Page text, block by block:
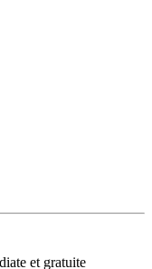
et gratuite